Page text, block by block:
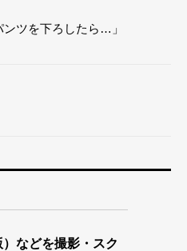
ツを下ろしたら…」
などを撮影・スク